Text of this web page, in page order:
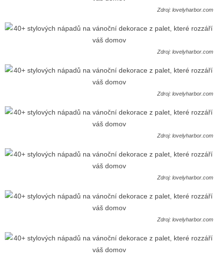
Zdroj: lovelyharbor.com
Zdroj: lovelyharbor.com
Zdroj: lovelyharbor.com
Zdroj: lovelyharbor.com
Zdroj: lovelyharbor.com
Zdroj: lovelyharbor.com